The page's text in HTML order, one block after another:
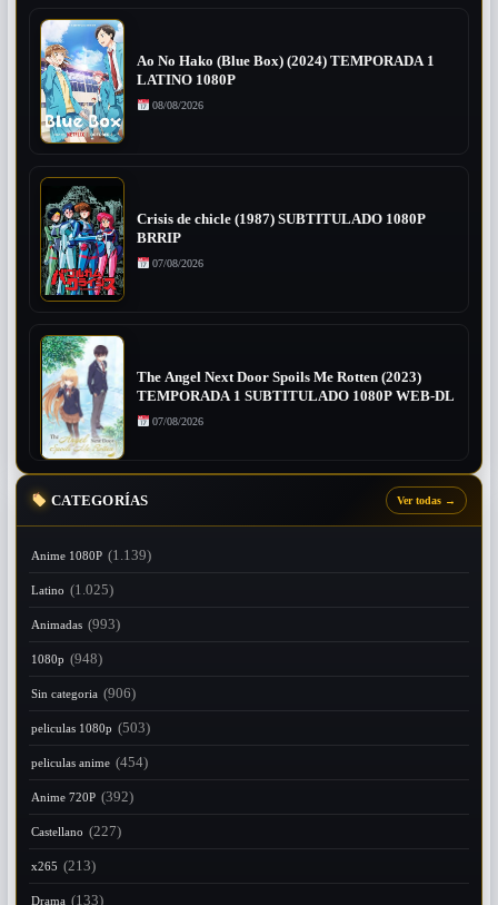
Ao No Hako (Blue Box) (2024) TEMPORADA 1
LATINO 1080P
08/08/2026
Crisis de chicle (1987) SUBTITULADO 1080P
BRRIP
07/08/2026
The Angel Next Door Spoils Me Rotten (2023)
TEMPORADA 1 SUBTITULADO 1080P WEB-DL
07/08/2026
CATEGORÍAS Ver todas →
Anime 1080P (1.139)
Latino (1.025)
Animadas (993)
1080p (948)
Sin categoria (906)
peliculas 1080p (503)
peliculas anime (454)
Anime 720P (392)
Castellano (227)
x265 (213)
Drama (133)